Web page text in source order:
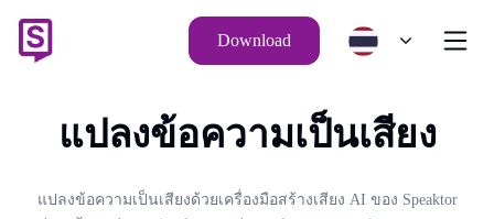
Download
แปลงข้อความเป็นเสียง
แปลงข้อความเป็นเสียงด้วยเครื่องมือสร้างเสียง AI ของ Speaktor